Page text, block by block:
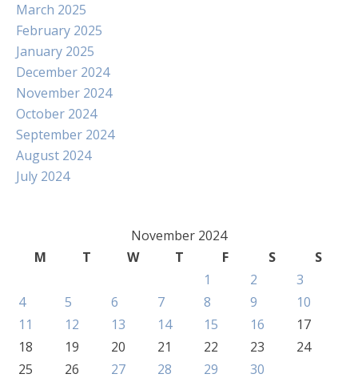
March 2025
February 2025
January 2025
December 2024
November 2024
October 2024
September 2024
August 2024
July 2024
November 2024
M
T W T F S
S
1
2
3
4
5 6 7 8 9
10
11
12 13 14 15 16
17
18
19 20 21 22 23
24
25
26 27 28 29 30